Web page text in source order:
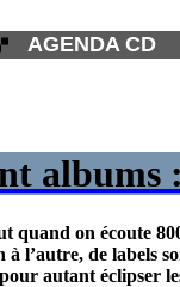
AGENDA CD
albums
quand on écoute
l’autre, de labels
autant éclipser